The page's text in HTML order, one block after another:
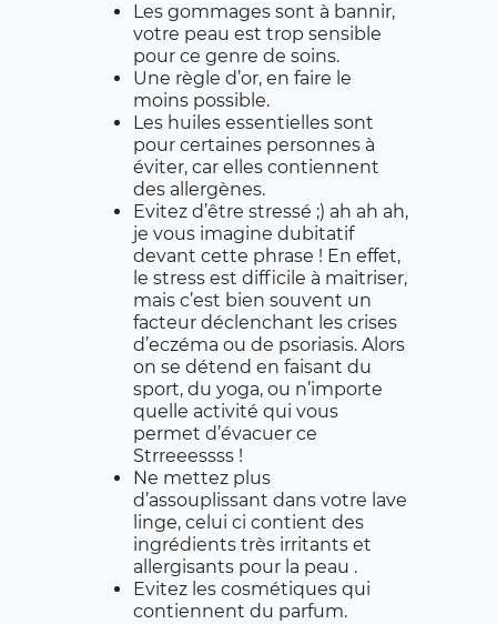
Les gommages sont à bannir,
votre peau est trop sensible
pour ce genre de soins.
Une règle d’or, en faire le
moins possible.
Les huiles essentielles sont
pour certaines personnes à
éviter, car elles contiennent
des allergènes.
Evitez d’être stressé ;) ah ah ah,
je vous imagine dubitatif
devant cette phrase ! En effet,
le stress est difficile à maitriser,
mais c’est bien souvent un
facteur déclenchant les crises
d’eczéma ou de psoriasis. Alors
on se détend en faisant du
sport, du yoga, ou n’importe
quelle activité qui vous
permet d’évacuer ce
Strreeessss !
Ne mettez plus
d’assouplissant dans votre lave
linge, celui ci contient des
ingrédients très irritants et
allergisants pour la peau .
Evitez les cosmétiques qui
contiennent du parfum.